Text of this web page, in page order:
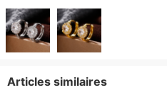
Articles similaires